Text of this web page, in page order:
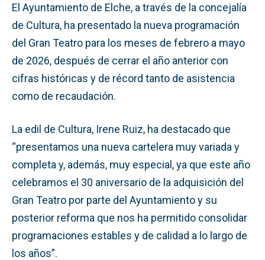
El Ayuntamiento de Elche, a través de la concejalía
de Cultura, ha presentado la nueva programación
del Gran Teatro para los meses de febrero a mayo
de 2026, después de cerrar el año anterior con
cifras históricas y de récord tanto de asistencia
como de recaudación.
La edil de Cultura, Irene Ruiz, ha destacado que
“presentamos una nueva cartelera muy variada y
completa y, además, muy especial, ya que este año
celebramos el 30 aniversario de la adquisición del
Gran Teatro por parte del Ayuntamiento y su
posterior reforma que nos ha permitido consolidar
programaciones estables y de calidad a lo largo de
los años”.